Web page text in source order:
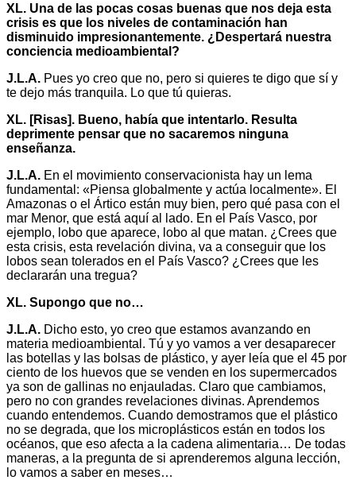
XL. Una de las pocas cosas buenas que nos deja esta
crisis es que los niveles de contaminación han
disminuido impresionantemente. ¿Despertará nuestra
conciencia medioambiental?
J.L.A. Pues yo creo que no, pero si quieres te digo que sí y
te dejo más tranquila. Lo que tú quieras.
XL. [Risas]. Bueno, había que intentarlo. Resulta
deprimente pensar que no sacaremos ninguna
enseñanza.
J.L.A. En el movimiento conservacionista hay un lema
fundamental: «Piensa globalmente y actúa localmente». El
Amazonas o el Ártico están muy bien, pero qué pasa con el
mar Menor, que está aquí al lado. En el País Vasco, por
ejemplo, lobo que aparece, lobo al que matan. ¿Crees que
esta crisis, esta revelación divina, va a conseguir que los
lobos sean tolerados en el País Vasco? ¿Crees que les
declararán una tregua?
XL. Supongo que no…
J.L.A. Dicho esto, yo creo que estamos avanzando en
materia medioambiental. Tú y yo vamos a ver desaparecer
las botellas y las bolsas de plástico, y ayer leía que el 45 por
ciento de los huevos que se venden en los supermercados
ya son de gallinas no enjauladas. Claro que cambiamos,
pero no con grandes revelaciones divinas. Aprendemos
cuando entendemos. Cuando demostramos que el plástico
no se degrada, que los microplásticos están en todos los
océanos, que eso afecta a la cadena alimentaria… De todas
maneras, a la pregunta de si aprenderemos alguna lección,
lo vamos a saber en meses…